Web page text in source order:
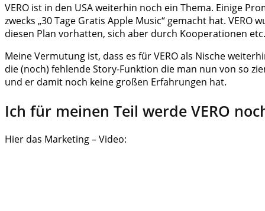
VERO ist in den USA weiterhin noch ein Thema. Einige
zwecks „30 Tage Gratis Apple Music“ gemacht hat.
diesen Plan vorhatten, sich aber durch Kooperationen
Meine Vermutung ist, dass es für VERO als Nische
die (noch) fehlende Story-Funktion die man nun von so
und er damit noch keine großen Erfahrungen hat.
Ich für meinen Teil werde VERO
Hier das Marketing – Video: